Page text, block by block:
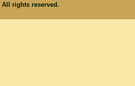
All rights reserved.